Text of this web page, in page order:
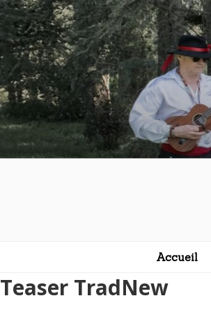
Aller
au
contenu
principal
Accueil
Teaser TradNew